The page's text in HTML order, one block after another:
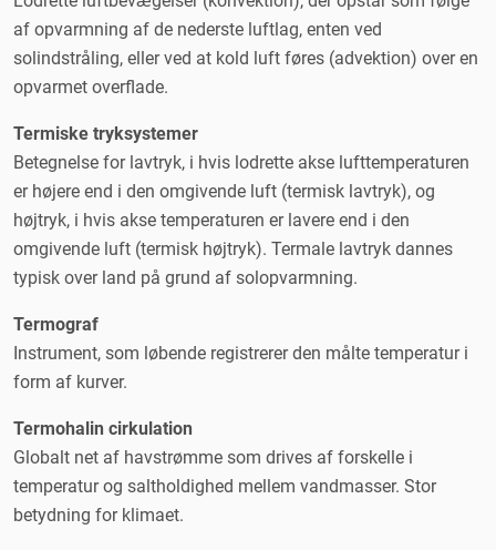
af opvarmning af de nederste luftlag, enten ved
solindstråling, eller ved at kold luft føres (advektion) over en
opvarmet overflade.
Termiske tryksystemer
Betegnelse for lavtryk, i hvis lodrette akse lufttemperaturen
er højere end i den omgivende luft (termisk lavtryk), og
højtryk, i hvis akse temperaturen er lavere end i den
omgivende luft (termisk højtryk). Termale lavtryk dannes
typisk over land på grund af solopvarmning.
Termograf
Instrument, som løbende registrerer den målte temperatur i
form af kurver.
Termohalin cirkulation
Globalt net af havstrømme som drives af forskelle i
temperatur og saltholdighed mellem vandmasser. Stor
betydning for klimaet.